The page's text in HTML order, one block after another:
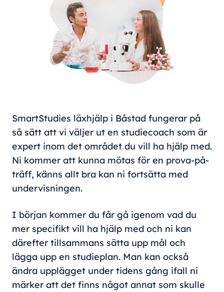
SmartStudies läxhjälp i Båstad fungerar på
så sätt att vi väljer ut en studiecoach som är
expert inom det området du vill ha hjälp med.
Ni kommer att kunna mötas för en prova-på-
träff, känns allt bra kan ni fortsätta med
undervisningen.
I början kommer du får gå igenom vad du
mer specifikt vill ha hjälp med och ni kan
därefter tillsammans sätta upp mål och
lägga upp en studieplan. Man kan också
ändra upplägget under tidens gång ifall ni
märker att det finns något annat som skulle